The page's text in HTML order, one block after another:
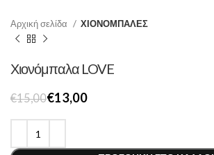
Αρχική σελίδα ΧΙΟΝΟΜΠΑΛΕΣ
Χιονόμπαλα LOVE
€15,00€13,00